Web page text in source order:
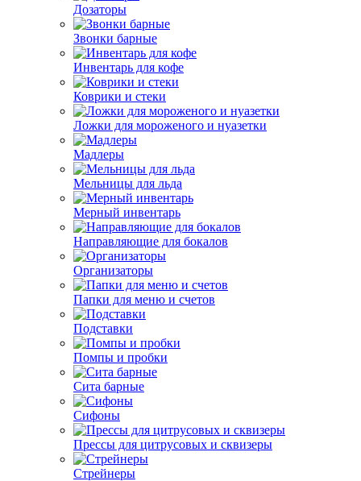
Дозаторы
Звонки барные
Инвентарь для кофе
Коврики и стеки
Ложки для мороженого и нуазетки
Мадлеры
Мельницы для льда
Мерный инвентарь
Направляющие для бокалов
Организаторы
Папки для меню и счетов
Подставки
Помпы и пробки
Сита барные
Сифоны
Прессы для цитрусовых и сквизеры
Стрейнеры